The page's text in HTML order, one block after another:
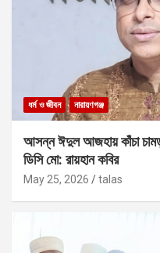
ধর্ম ও জীবন নারায়ণগঞ্জ
আসন্ন ঈদুল আজহায় কাঁচা
ডিসি মো: রায়হান কবির
May 25, 2026 talas